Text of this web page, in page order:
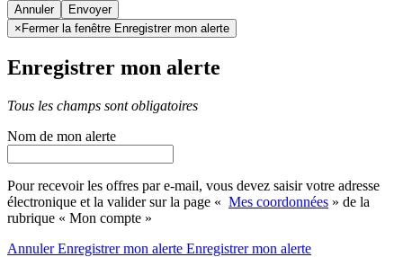
Annuler
× Fermer la fenêtre Enregistrer mon alerte
Enregistrer mon alerte
Tous les champs sont obligatoires
Nom de mon alerte
Pour recevoir les offres par e-mail, vous devez saisir votre adresse
électronique et la valider sur la page « Mes coordonnées » de la
rubrique « Mon compte »
AnnulerEnregistrer mon alerte Enregistrermon alerte